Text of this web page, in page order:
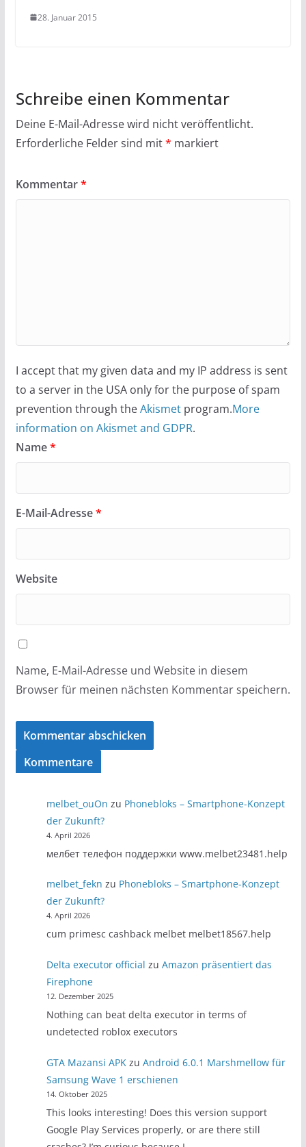
28. Januar 2015
Schreibe einen Kommentar
Deine E-Mail-Adresse wird nicht veröffentlicht.
Erforderliche Felder sind mit* markiert
Kommentar*
I accept that my given data and my IP address is sent
to a server in the USA only for the purpose of spam
prevention through theAkismetprogram.More
information on Akismet and GDPR.
Name*
E-Mail-Adresse*
Website
Name, E-Mail-Adresse und Website in diesem
Browser für meinen nächsten Kommentar speichern.
Kommentare
melbet_ouOn zu Phonebloks – Smartphone-Konzept
der Zukunft?
4. April 2026
мелбет телефон поддержки www.melbet23481.help
melbet_fekn zu Phonebloks – Smartphone-Konzept
der Zukunft?
4. April 2026
cum primesc cashback melbet melbet18567.help
Delta executor official zuAmazon präsentiert das
Firephone
12. Dezember 2025
Nothing can beat delta executor in terms of
undetected roblox executors
GTA Mazansi APK zuAndroid 6.0.1 Marshmellow für
Samsung Wave 1 erschienen
14. Oktober 2025
This looks interesting! Does this version support
Google Play Services properly, or are there still